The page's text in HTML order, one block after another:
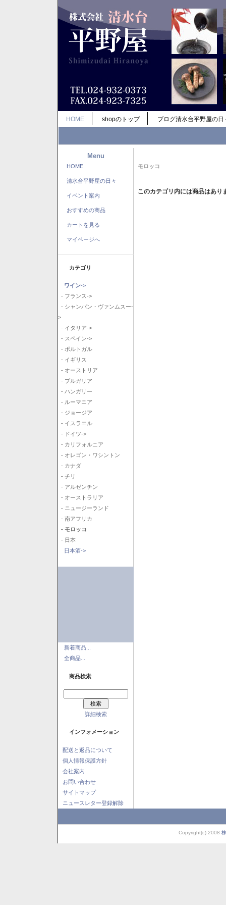
HOME shopのトップ ブログ清水台平野屋の日
Menu
HOME
清水台平野屋の日々
イベント案内
おすすめの商品
カートを見る
マイページへ
カテゴリ
ワイン->
- フランス->
- シャンパン・ヴァンムスー-
>
- イタリア->
- スペイン->
- ポルトガル
- イギリス
- オーストリア
- ブルガリア
- ハンガリー
- ルーマニア
- ジョージア
- イスラエル
- ドイツ->
- カリフォルニア
- オレゴン・ワシントン
- カナダ
- チリ
- アルゼンチン
- オーストラリア
- ニュージーランド
- 南アフリカ
- モロッコ
- 日本
日本酒->
新着商品...
全商品...
商品検索
詳細検索
インフォメーション
配送と返品について
個人情報保護方針
会社案内
お問い合わせ
サイトマップ
ニュースレター登録解除
モロッコ
このカテゴリ内には商品はあり
Copyright(c) 2008